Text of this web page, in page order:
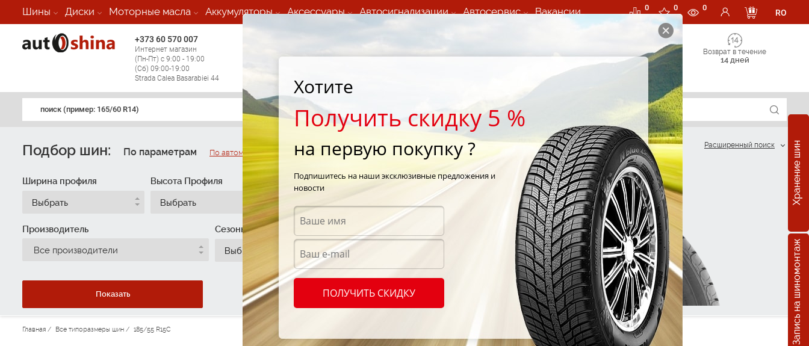
Шины Диски Моторные масла Аккумуляторы Аксессуары Автосигнализации Автосервис Вакансии 0 0 0
RO
+373 60 570 007
Интернет магазин
(Пн-Пт) с 9:00 - 19:00
(Сб) 09:00-19:00
Strada Calea Basarabiei 44
(круглосуточно по всем
(Пн-Пт) с 9:00 - 19:00
Возврат в течение
14 дней
поиск (примеp: 165/60 R14)
Хранение шин
Запись на шиномонтаж
Подбор шин: По параметрам По автомобилю
Расширенный поиск
Ширина профиля
Выбрать
Высота Профиля
Выбрать
Диаметр Профиля
Производитель
Все производители
Сезонность
Выбрать
Показать Сбросить фильтр
?
185/
65R15
Главная / Все типоразмеры шин / 185/55 R15C
Хотите
Получить скидку 5 %
на первую покупку ?
Подпишитесь на наши эксклюзивные предложения и
новости
ПОЛУЧИТЬ СКИДКУ